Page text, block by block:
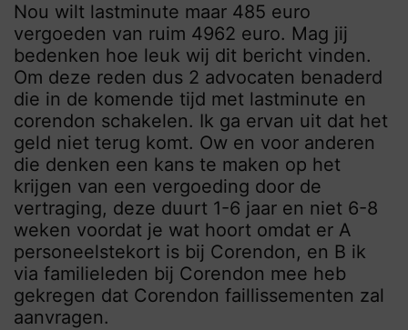
Nou wilt lastminute maar 485 euro
vergoeden van ruim 4962 euro. Mag jij
bedenken hoe leuk wij dit bericht vinden.
Om deze reden dus 2 advocaten benaderd
die in de komende tijd met lastminute en
corendon schakelen. Ik ga ervan uit dat het
geld niet terug komt. Ow en voor anderen
die denken een kans te maken op het
krijgen van een vergoeding door de
vertraging, deze duurt 1-6 jaar en niet 6-8
weken voordat je wat hoort omdat er A
personeelstekort is bij Corendon, en B ik
via familieleden bij Corendon mee heb
gekregen dat Corendon faillissementen zal
aanvragen.